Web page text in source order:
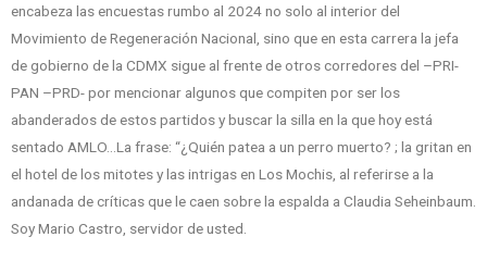
encabeza las encuestas rumbo al 2024 no solo al interior del
Movimiento de Regeneración Nacional, sino que en esta carrera la jefa
de gobierno de la CDMX sigue al frente de otros corredores del –PRI-
PAN –PRD- por mencionar algunos que compiten por ser los
abanderados de estos partidos y buscar la silla en la que hoy está
sentado AMLO…La frase: “¿Quién patea a un perro muerto? ; la gritan en
el hotel de los mitotes y las intrigas en Los Mochis, al referirse a la
andanada de críticas que le caen sobre la espalda a Claudia Seheinbaum.
Soy Mario Castro, servidor de usted.